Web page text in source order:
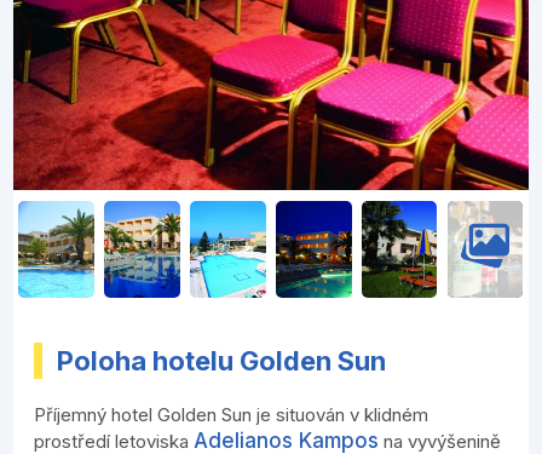
Poloha hotelu Golden Sun
Příjemný hotel Golden Sun je situován v klidném
prostředí letoviska Adelianos Kampos na vyvýšenině